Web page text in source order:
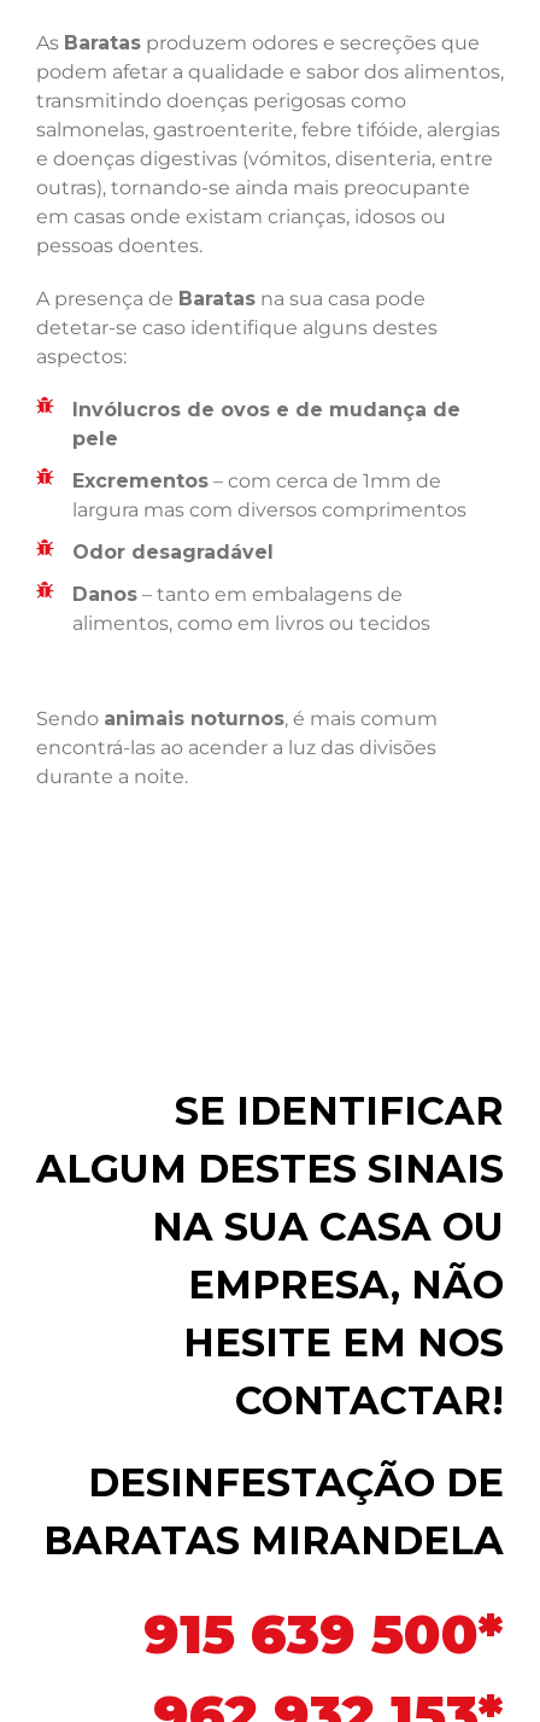
As Baratas produzem odores e secreções que
podem afetar a qualidade e sabor dos alimentos,
transmitindo doenças perigosas como
salmonelas, gastroenterite, febre tifóide, alergias
e doenças digestivas (vómitos, disenteria, entre
outras), tornando-se ainda mais preocupante
em casas onde existam crianças, idosos ou
pessoas doentes.
A presença de Baratas na sua casa pode
detetar-se caso identifique alguns destes
aspectos:
Invólucros de ovos e de mudança de
pele
Excrementos – com cerca de 1mm de
largura mas com diversos comprimentos
Odor desagradável
Danos – tanto em embalagens de
alimentos, como em livros ou tecidos
Sendo animais noturnos, é mais comum
encontrá-las ao acender a luz das divisões
durante a noite.
SE IDENTIFICAR
ALGUM DESTES SINAIS
NA SUA CASA OU
EMPRESA, NÃO
HESITE EM NOS
CONTACTAR!
DESINFESTAÇÃO DE
BARATAS MIRANDELA
915 639 500*